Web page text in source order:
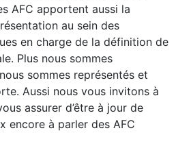
AFC apportent aussi la
au sein des
en charge de la définition de
Plus nous sommes
sommes représentés et
Aussi nous vous invitons à
assurer d’être à jour de
encore à parler des AFC